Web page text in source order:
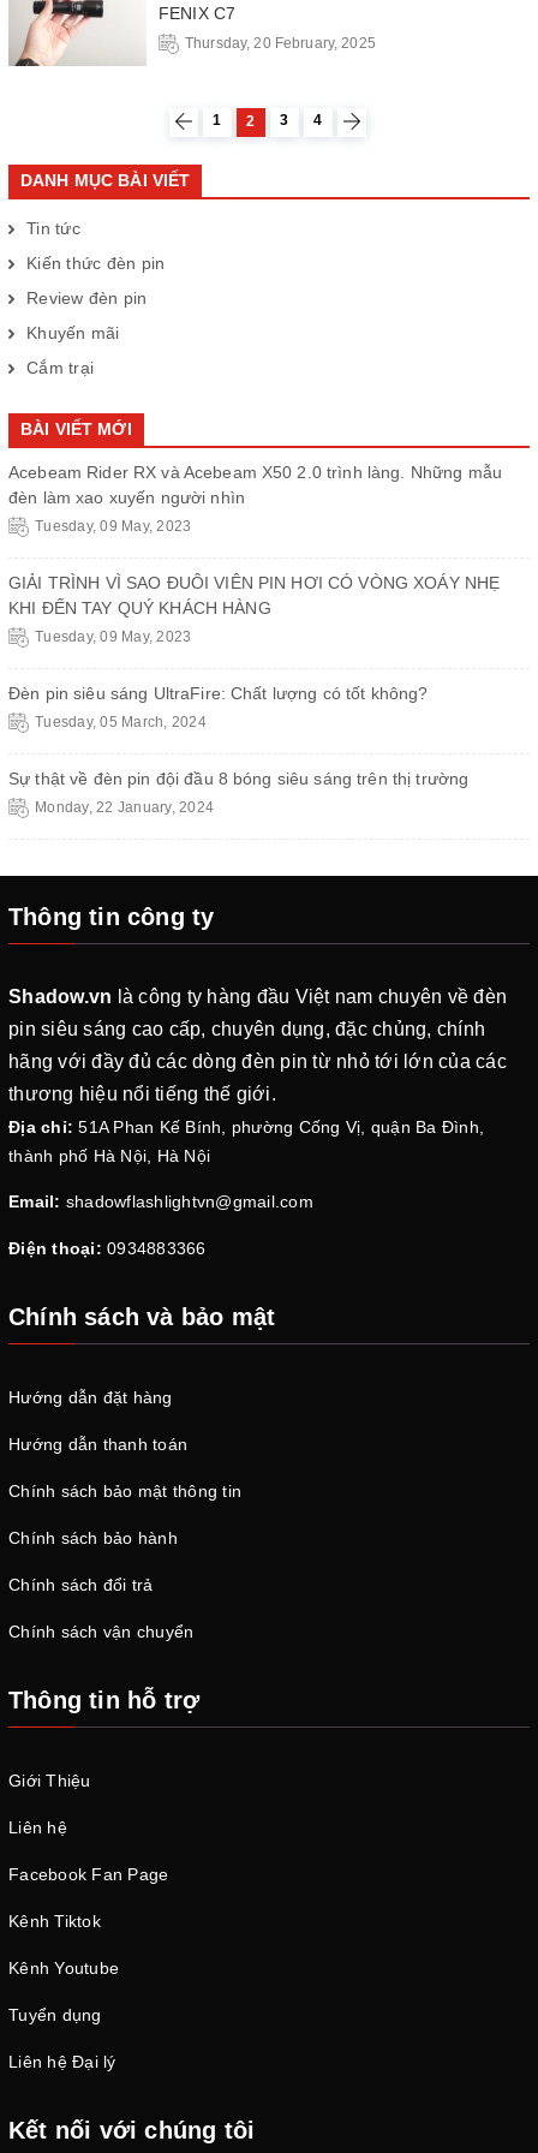
FENIX C7
Thursday, 20 February, 2025
1 2 3 4
DANH MỤC BÀI VIẾT
Tin tức
Kiến thức đèn pin
Review đèn pin
Khuyến mãi
Cắm trại
BÀI VIẾT MỚI
Acebeam Rider RX và Acebeam X50 2.0 trình làng. Những mẫu
đèn làm xao xuyến người nhìn
Tuesday, 09 May, 2023
GIẢI TRÌNH VÌ SAO ĐUÔI VIÊN PIN HƠI CÓ VÒNG XOÁY NHẸ
KHI ĐẾN TAY QUÝ KHÁCH HÀNG
Tuesday, 09 May, 2023
Đèn pin siêu sáng UltraFire: Chất lượng có tốt không?
Tuesday, 05 March, 2024
Sự thật về đèn pin đội đầu 8 bóng siêu sáng trên thị trường
Monday, 22 January, 2024
Thông tin công ty
Shadow.vn là công ty hàng đầu Việt nam chuyên về đèn
pin siêu sáng cao cấp, chuyên dụng, đặc chủng, chính
hãng với đầy đủ các dòng đèn pin từ nhỏ tới lớn của các
thương hiệu nổi tiếng thế giới.
Địa chỉ: 51A Phan Kế Bính, phường Cống Vị, quận Ba Đình,
thành phố Hà Nội, Hà Nội
Email: shadowflashlightvn@gmail.com
Điện thoại: 0934883366
Chính sách và bảo mật
Hướng dẫn đặt hàng
Hướng dẫn thanh toán
Chính sách bảo mật thông tin
Chính sách bảo hành
Chính sách đổi trả
Chính sách vận chuyển
Thông tin hỗ trợ
Giới Thiệu
Liên hệ
Facebook Fan Page
Kênh Tiktok
Kênh Youtube
Tuyển dụng
Liên hệ Đại lý
Kết nối với chúng tôi